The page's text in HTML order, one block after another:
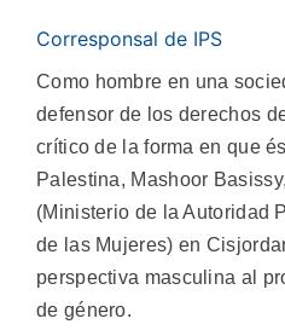
Corresponsal de IPS
Como hombre en una
defensor de los derechos
crítico de la forma en que
Palestina, Mashoor
(Ministerio de la Autoridad
de las Mujeres) en
perspectiva masculina al
de género.